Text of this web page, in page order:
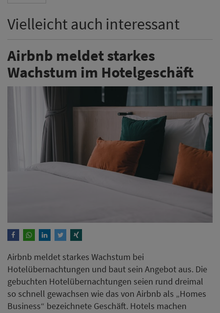
Vielleicht auch interessant
Airbnb meldet starkes
Wachstum im Hotelgeschäft
Airbnb meldet starkes Wachstum bei
Hotelübernachtungen und baut sein Angebot aus. Die
gebuchten Hotelübernachtungen seien rund dreimal
so schnell gewachsen wie das von Airbnb als „Homes
Business“ bezeichnete Geschäft. Hotels machen